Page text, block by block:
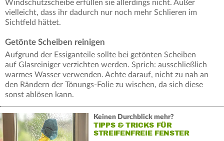
Windschutzscheibe erfüllen sie allerdings nicht. Außer
vielleicht, dass ihr dadurch nur noch mehr Schlieren im
Sichtfeld hättet.
Getönte Scheiben reinigen
Aufgrund der Essiganteile sollte bei getönten Scheiben
auf Glasreiniger verzichten werden. Sprich: ausschließlich
warmes Wasser verwenden. Achte darauf, nicht zu nah an
den Rändern der Tönungs-Folie zu wischen, da sich diese
sonst ablösen kann.
Keinen Durchblick mehr?
TIPPS & TRICKS FÜR
STREIFENFREIE FENSTER